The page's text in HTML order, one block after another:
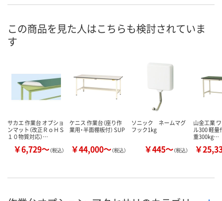
この商品を見た人はこちらも検討されていま
す
サカエ 作業台 オプショ
ンマット（改正ＲｏＨＳ
１０物質対応）…
￥6,729～（税込）
ケニス 作業台（座り作
業用・半面棚板付） SUP
￥44,000～（税込）
ソニック ネームマグ
フック1kg
￥445～（税込）
山金工業
ル300 軽量
重300kg…
￥